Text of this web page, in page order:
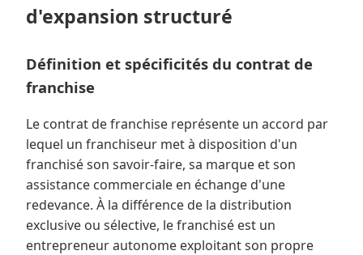
d'expansion structuré
Définition et spécificités du contrat de
franchise
Le contrat de franchise représente un accord par
lequel un franchiseur met à disposition d'un
franchisé son savoir-faire, sa marque et son
assistance commerciale en échange d'une
redevance. À la différence de la distribution
exclusive ou sélective, le franchisé est un
entrepreneur autonome exploitant son propre